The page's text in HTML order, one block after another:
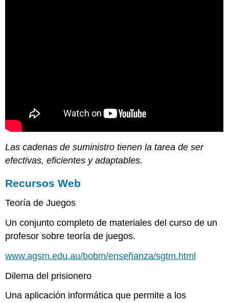
Las cadenas de suministro tienen la tarea de ser
efectivas, eficientes y adaptables.
Recursos Web
Teoría de Juegos
Un conjunto completo de materiales del curso de un
profesor sobre teoría de juegos.
www.agsm.edu.au/bobm/enseñanza/sgtm.html
Dilema del prisionero
Una aplicación informática que permite a los